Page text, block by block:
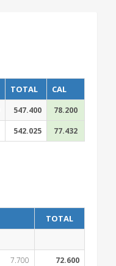
TOTAL CAL
547.400
78.200
542.025 77.432
TOTAL
7.700
72.600